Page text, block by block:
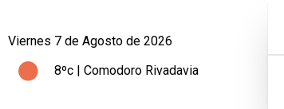
Viernes 7 de Agosto de 2026
8ºc | Comodoro Rivadavia